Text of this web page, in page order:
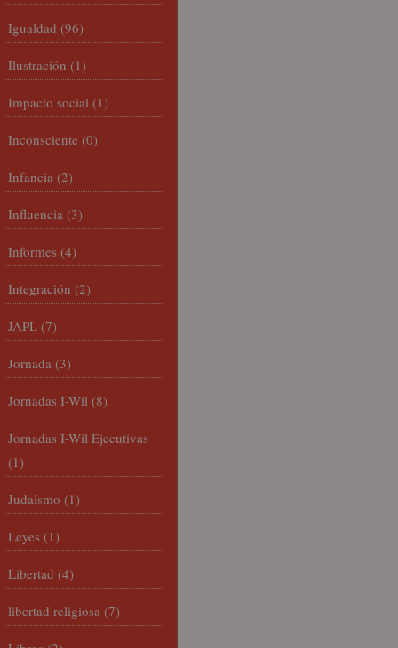
Igualdad (96)
Ilustración (1)
Impacto social (1)
Inconsciente (0)
Infancia (2)
Influencia (3)
Informes (4)
Integración (2)
JAPL (7)
Jornada (3)
Jornadas I-Wil (8)
Jornadas I-Wil Ejecutivas
(1)
Judaísmo (1)
Leyes (1)
Libertad (4)
libertad religiosa (7)